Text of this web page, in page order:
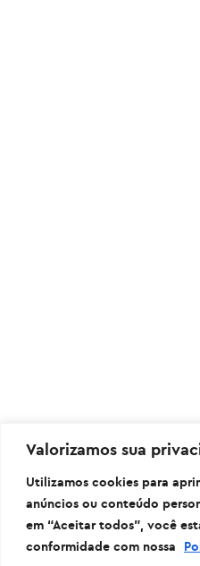
Valorizamos sua
Utilizamos cookies para
anúncios ou conteúdo
em “Aceitar todos”, você
conformidade com nossa